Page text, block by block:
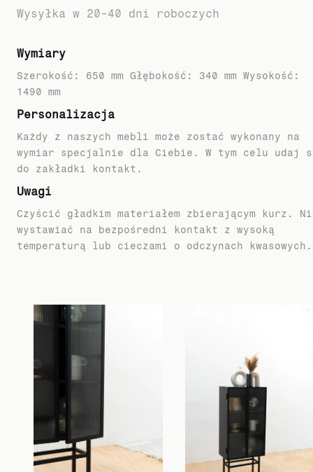
Wysyłka w 20-40 dni roboczych
Wymiary
Szerokość: 650 mm Głębokość: 340 mm Wysokość:
1490 mm
Personalizacja
Każdy z naszych mebli może zostać wykonany na
wymiar specjalnie dla Ciebie. W tym celu udaj
do zakładki kontakt.
Uwagi
Czyścić gładkim materiałem zbierającym kurz.
wystawiać na bezpośredni kontakt z wysoką
temperaturą lub cieczami o odczynach kwasowych.